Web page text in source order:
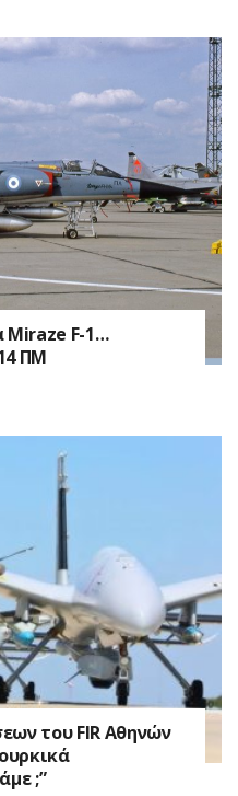
Miraze F-1…
ΠΜ
του FIR Αθηνών
;”